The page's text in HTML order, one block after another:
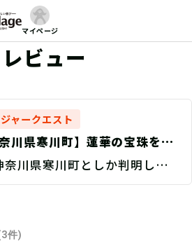
マイページ
ビュー
ジャークエスト
川県寒川町】蓮華の宝珠を探
現地捜索 Discovery
奈川県寒川町としか判明してい
い。
件)